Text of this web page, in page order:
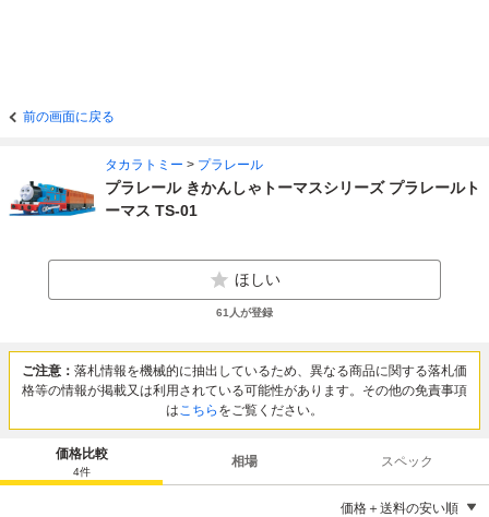
前の画面に戻る
タカラトミー > プラレール
プラレール きかんしゃトーマスシリーズ プラレールト
ーマス TS-01
ほしい
61 人が登録
ご注意： 落札情報を機械的に抽出しているため、異なる商品に関する落札価
格等の情報が掲載又は利用されている可能性があります。その他の免責事項
はこちら をご覧ください。
価格比較
4件
相場 スペック
価格＋送料の安い順